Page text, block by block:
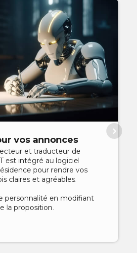
vos annonces
et traducteur de
est intégré au logiciel
pour rendre vos
claires et agréables.
personnalité en modifiant
la proposition.